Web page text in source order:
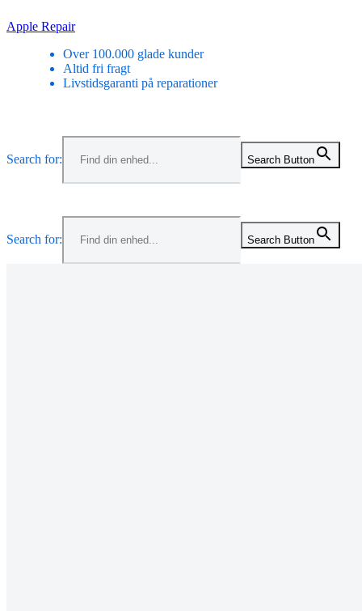
Skip
Apple Repair
Over 100.000 glade kunder
Altid fri fragt
Livstidsgaranti på reparationer
Search for: Search Button
Search for: Search Button